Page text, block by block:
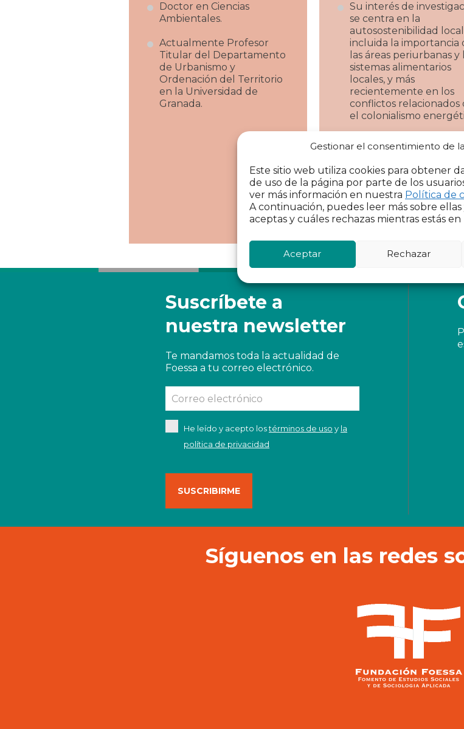
Gestionar el consentimiento de
Este sitio web utiliza cookies para obtener
de uso de la página por parte de los
ver más información en nuestra Política de
A continuación, puedes leer más sobre
aceptas y cuáles rechazas mientras estás
Aceptar Rechazar
Doctor en Ciencias
Ambientales.
Actualmente Profesor
Titular del Departamento
de Urbanismo y
Ordenación del Territorio
en la Universidad de
Granada.
Su interés de
se centra en la
autosostenibilidad
incluida la importancia
las áreas periurbanas y
sistemas alimentarios
locales, y más
recientemente en los
conflictos relacionados
el colonialismo
Su enfoque
se basa en una
agroecológica y
atendiendo a la
de la participación para
procesos de transición
Europa y América
Suscríbete a
nuestra newsletter
Te mandamos toda la actualidad de
Foessa a tu correo electrónico.
He leído y acepto lostérminos de uso y la
política de privacidad
Síguenos en las redes